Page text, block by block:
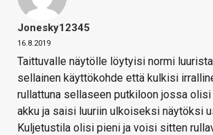
Jonesky12345
16.8.2019
Taittuvalle näytölle löytyisi normi
sellainen käyttökohde että kulkisi
rullattuna sellaseen putkiloon jossa olisi
akku ja saisi luuriin ulkoiseksi näytöksi
Kuljetustila olisi pieni ja voisi sitten